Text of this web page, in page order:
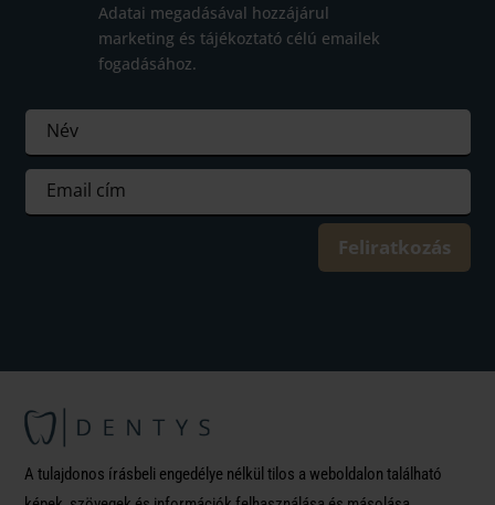
Adatai megadásával hozzájárul
marketing és tájékoztató célú emailek
fogadásához.
Feliratkozás
A tulajdonos írásbeli engedélye nélkül tilos a weboldalon található